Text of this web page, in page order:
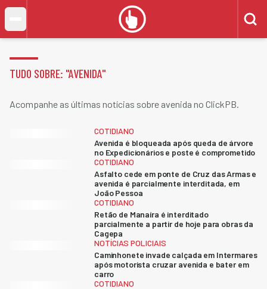
TUDO SOBRE: "AVENIDA"
Acompanhe as últimas notícias sobre avenida no ClickPB.
COTIDIANO
Avenida é bloqueada após queda de árvore
no Expedicionários e poste é comprometido
COTIDIANO
Asfalto cede em ponte de Cruz das Armas e
avenida é parcialmente interditada, em
João Pessoa
COTIDIANO
Retão de Manaíra é interditado
parcialmente a partir de hoje para obras da
Cagepa
NOTÍCIAS POLICIAIS
Caminhonete invade calçada em Intermares
após motorista cruzar avenida e bater em
carro
COTIDIANO